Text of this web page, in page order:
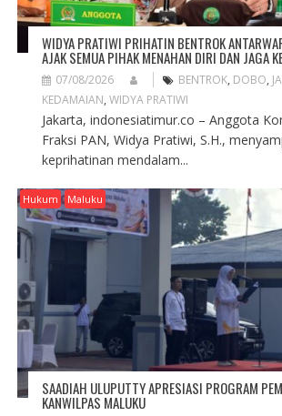
WIDYA PRATIWI PRIHATIN BENTROK
AJAK SEMUA PIHAK MENAHAN DIRI DAN JAGA
07/08/2026 BENTROK, DOBO,
KEDAMAIAN, WIDYA PRATIWI
Jakarta, indonesiatimur.co – Anggota
Fraksi PAN, Widya Pratiwi, S.H.,
keprihatinan mendalam...
Hukum Maluku
SAADIAH ULUPUTTY APRESIASI PROGRAM
KANWILPAS MALUKU